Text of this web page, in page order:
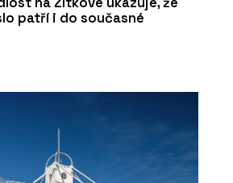
patří i do současné